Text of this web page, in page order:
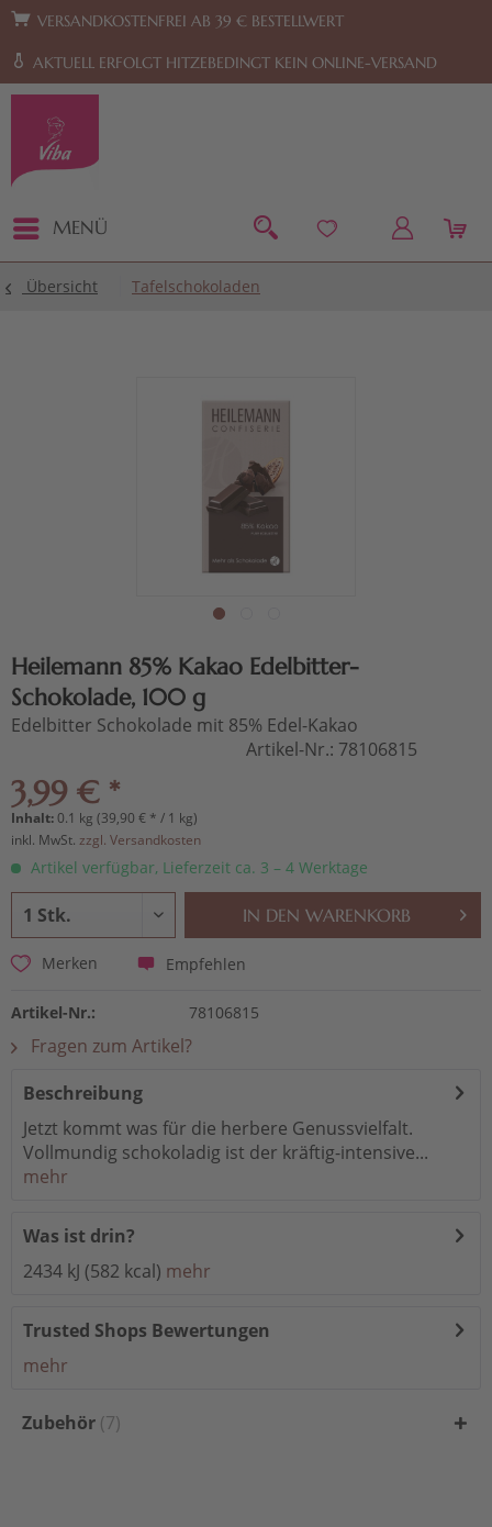
Zur Hauptnavigation springen Zum Footer springen
VERSANDKOSTENFREI AB 39 € BESTELLWERT
AKTUELL ERFOLGT HITZEBEDINGT KEIN ONLINE-VERSAND
MENÜ
Übersicht Tafelschokoladen
Heilemann 85% Kakao Edelbitter-
Schokolade, 100 g
Edelbitter Schokolade mit 85% Edel-Kakao
Artikel-Nr.: 78106815
3,99 € *
Inhalt:0.1 kg (39,90 € * / 1 kg)
inkl. MwSt. zzgl. Versandkosten
Artikel verfügbar, Lieferzeit ca. 3 – 4 Werktage
IN DEN WARENKORB
Merken Empfehlen
Artikel-Nr.: 78106815
Fragen zum Artikel?
Beschreibung
Jetzt kommt was für die herbere Genussvielfalt.
Vollmundig schokoladig ist der kräftig-intensive...
mehr
Was ist drin?
2434 kJ (582 kcal) mehr
Trusted Shops Bewertungen
mehr
Zubehör 7